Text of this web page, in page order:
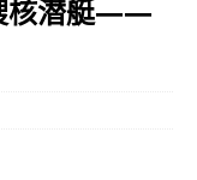
核潜艇——